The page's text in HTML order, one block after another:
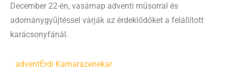
December 22-én, vasárnap adventi műsorral és
adománygyűjtéssel várják az érdeklődőket a felállított
karácsonyfánál.
adventÉrdi Kamarazenekar